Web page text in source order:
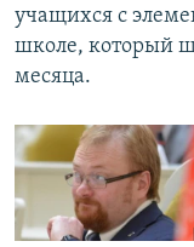
учащихся с
школе, который
месяца.